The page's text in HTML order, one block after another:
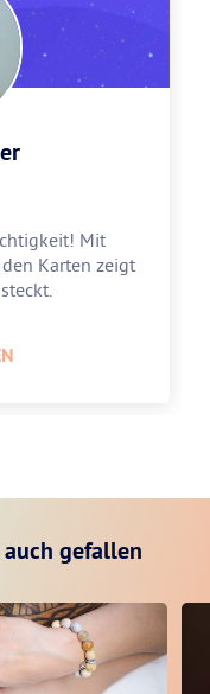
Mit
Karten zeigt
gefallen